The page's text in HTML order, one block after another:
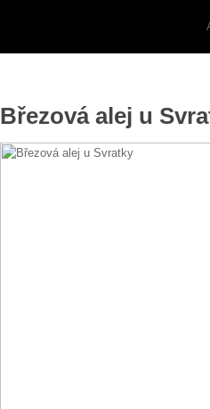
Březová alej u